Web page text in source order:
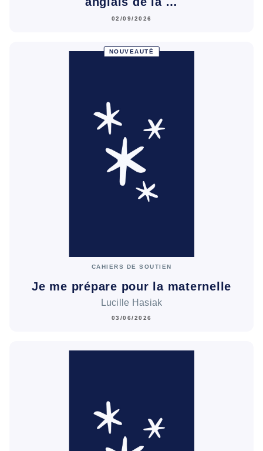
02/09/2026
NOUVEAUTÉ
CAHIERS DE SOUTIEN
Je me prépare pour la maternelle
Lucille Hasiak
03/06/2026